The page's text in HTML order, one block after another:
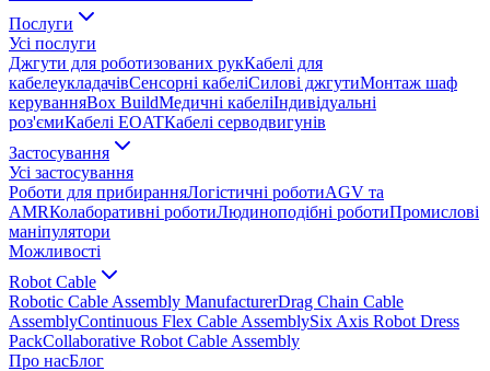
Послуги
Усі послуги
Джгути для роботизованих рукКабелі для
кабелеукладачівСенсорні кабеліСилові джгутиМонтаж шаф
керуванняBox BuildМедичні кабеліІндивідуальні
роз'ємиКабелі EOATКабелі серводвигунів
Застосування
Усі застосування
Роботи для прибиранняЛогістичні роботиAGV та
AMRКолаборативні роботиЛюдиноподібні роботиПромислові
маніпулятори
Можливості
Robot Cable
Robotic Cable Assembly ManufacturerDrag Chain Cable
AssemblyContinuous Flex Cable AssemblySix Axis Robot Dress
PackCollaborative Robot Cable Assembly
Про насБлог